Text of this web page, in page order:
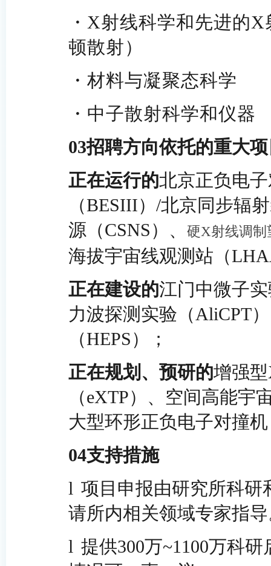
・ X射线科学和先进的
顿散射）
・ 材料与凝聚态科学
・ 中子散射科学和仪器
03招聘方向依托的重大
正在运行的北京正负电
（BESIII）/北京同步辐
源（CSNS）、
硬X射线调制
海拔宇宙线观测站（
正在建设的江门中微子
力波探测实验（AliCPT
（HEPS）；
正在规划、预研的增强
（eXTP）、空间高能宇
大型环形正负电子对撞
04支持措施
l 项目申报由研究所科研
请所内相关领域专家指
l 提供300万~1100万科